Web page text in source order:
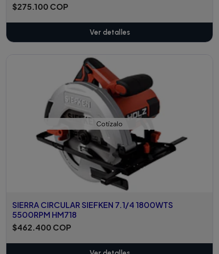
$275.100 COP
Ver detalles
Cotízalo
SIERRA CIRCULAR SIEFKEN 7.1/4 1800WTS
5500RPM HM718
$462.400 COP